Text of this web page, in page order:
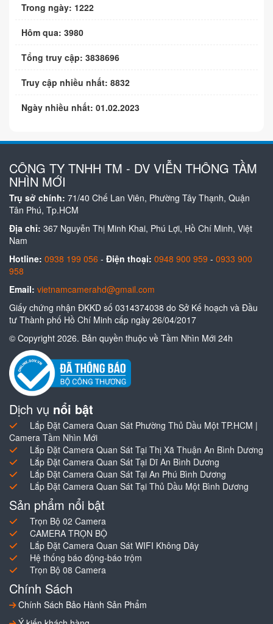
Trong ngày: 1222
Hôm qua: 3980
Tổng truy cập: 3838696
Truy cập nhiều nhất: 8832
Ngày nhiều nhất: 01.02.2023
CÔNG TY TNHH TM - DV VIỄN THÔNG TẦM
NHÌN MỚI
Trụ sở chính: 71/40 Chế Lan Viên, Phường Tây Thạnh, Quận
Tân Phú, Tp.HCM
Địa chỉ: 367 Nguyễn Thị Minh Khai, Phú Lợi, Hồ Chí Minh, Việt
Nam
Hotline: 0938 199 056 - Điện thoại: 0948 900 959 - 0933 900
958
Email: vietnamcamerahd@gmail.com
Giấy chứng nhận ĐKKD số 0314374038 do Sở Kế hoạch và Đầu
tư Thành phố Hồ Chí Minh cấp ngày 26/04/2017
© Copyright 2026. Bản quyền thuộc về Tầm Nhìn Mới 24h
Dịch vụ nổi bật
Lắp Đặt Camera Quan Sát Phường Thủ Dầu Một TP.HCM |
Camera Tầm Nhìn Mới
Lắp Đặt Camera Quan Sát Tại Thị Xã Thuận An Bình Dương
Lắp Đặt Camera Quan Sát Tại Dĩ An Bình Dương
Lắp Đặt Camera Quan Sát Tại An Phú Bình Dương
Lắp Đặt Camera Quan Sát Tại Thủ Dầu Một Bình Dương
Sản phẩm nổi bật
Trọn Bộ 02 Camera
CAMERA TRỌN BỘ
Lắp Đặt Camera Quan Sát WIFI Không Dây
Hệ thống báo động-báo trộm
Trọn Bộ 08 Camera
Chính Sách
Chính Sách Bảo Hành Sản Phẩm